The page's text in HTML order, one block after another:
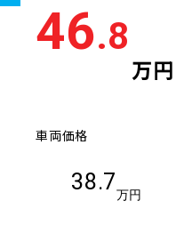
733-500
大きい順
少な
46.8
万円
車両価格
38.7
万円